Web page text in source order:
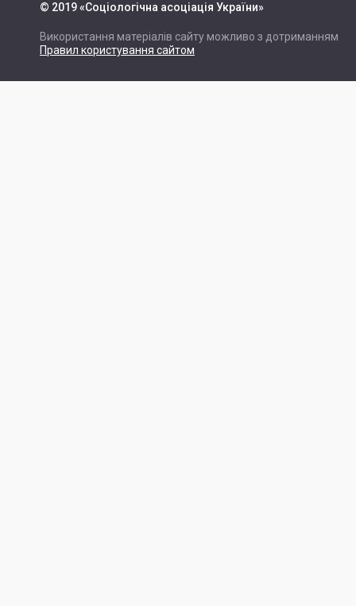
© 2019 «Cоціологічна асоціація України»
Використання матеріалів сайту можливо з дотриманням
Правил користування сайтом